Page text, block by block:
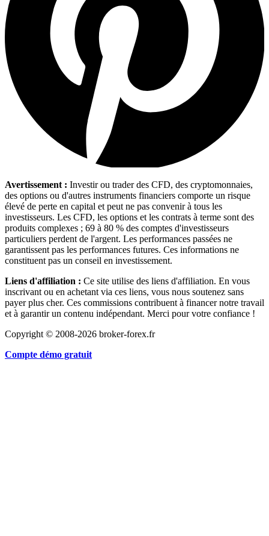
Avertissement : Investir ou trader des CFD, des cryptomonnaies,
des options ou d'autres instruments financiers comporte un risque
élevé de perte en capital et peut ne pas convenir à tous les
investisseurs. Les CFD, les options et les contrats à terme sont des
produits complexes ; 69 à 80 % des comptes d'investisseurs
particuliers perdent de l'argent. Les performances passées ne
garantissent pas les performances futures. Ces informations ne
constituent pas un conseil en investissement.
Liens d'affiliation : Ce site utilise des liens d'affiliation. En vous
inscrivant ou en achetant via ces liens, vous nous soutenez sans
payer plus cher. Ces commissions contribuent à financer notre travail
et à garantir un contenu indépendant. Merci pour votre confiance !
Copyright © 2008-2026 broker-forex.fr
Compte démo gratuit